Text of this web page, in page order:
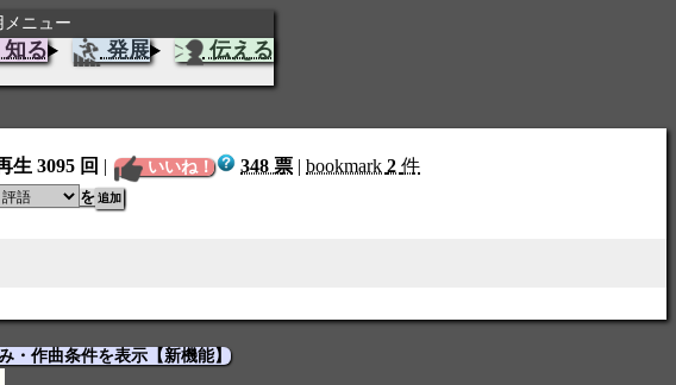
メニュー
る 発展 伝える
生 3095 回 | いいね！ 348 票 | bookmark 2 件
を
・作曲条件を表示【新機能】